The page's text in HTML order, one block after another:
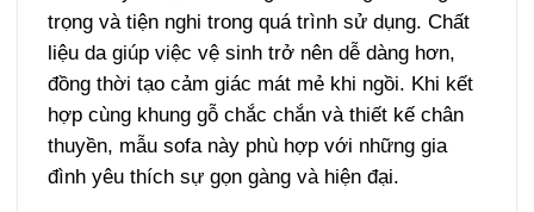
trọng và tiện nghi trong quá trình sử dụng. Chất
liệu da giúp việc vệ sinh trở nên dễ dàng hơn,
đồng thời tạo cảm giác mát mẻ khi ngồi. Khi kết
hợp cùng khung gỗ chắc chắn và thiết kế chân
thuyền, mẫu sofa này phù hợp với những gia
đình yêu thích sự gọn gàng và hiện đại.